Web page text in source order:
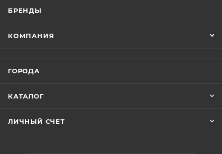
БРЕНДЫ
КОМПАНИЯ
ГОРОДА
КАТАЛОГ
ЛИЧНЫЙ СЧЕТ